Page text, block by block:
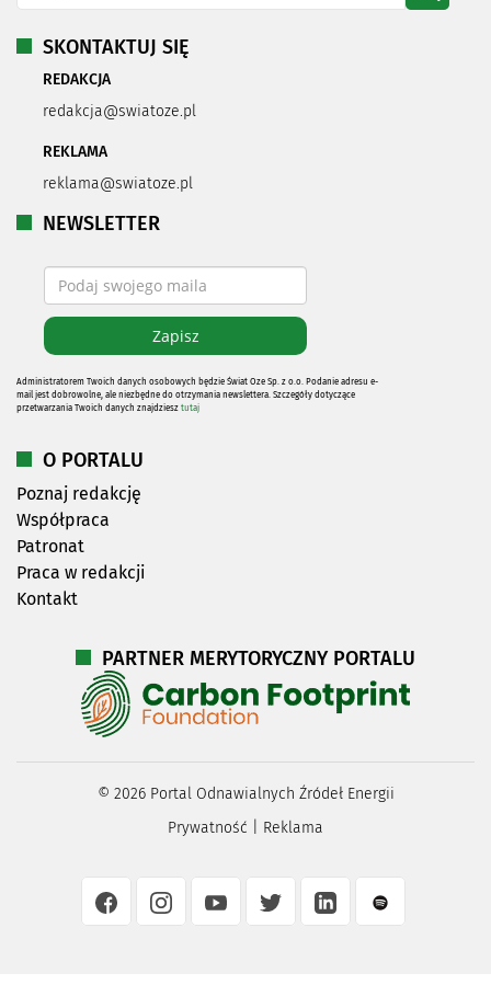
SKONTAKTUJ SIĘ
REDAKCJA
redakcja@swiatoze.pl
REKLAMA
reklama@swiatoze.pl
NEWSLETTER
Administratorem Twoich danych osobowych będzie Świat Oze Sp. z o.o. Podanie adresu e-
mail jest dobrowolne, ale niezbędne do otrzymania newslettera. Szczegóły dotyczące
przetwarzania Twoich danych znajdziesz tutaj
O PORTALU
Poznaj redakcję
Współpraca
Patronat
Praca w redakcji
Kontakt
PARTNER MERYTORYCZNY PORTALU
© 2026Portal Odnawialnych Źródeł Energii
Prywatność
Reklama